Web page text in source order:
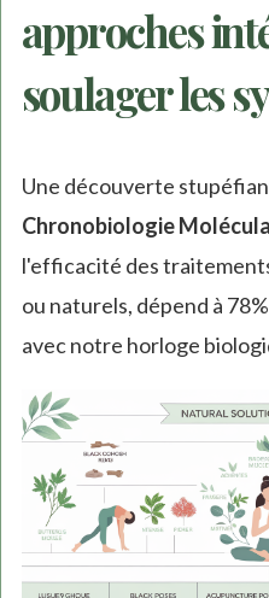
approches
soulager les
Une découverte
Chronobiologie
l'efficacité des
ou naturels, dépend à
avec notre horloge